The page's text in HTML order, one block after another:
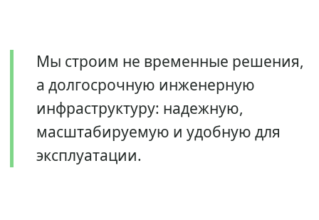
Мы строим не временные решения,
а долгосрочную инженерную
инфраструктуру: надежную,
масштабируемую и удобную для
эксплуатации.